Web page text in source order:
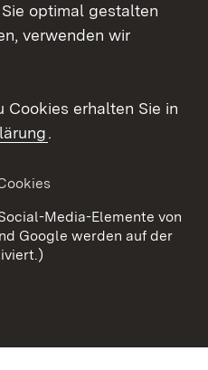
Datenschutz
Cookies
optimal gestalten
verwenden wir
Cookies erhalten Sie in
.
Media-Elemente von
Google werden auf der